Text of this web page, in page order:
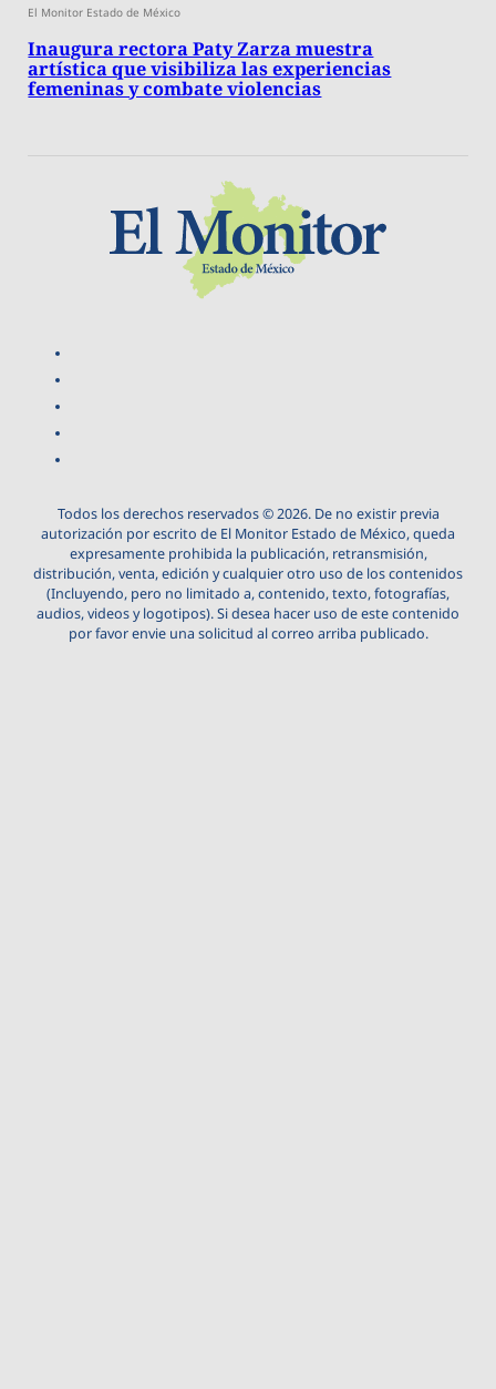
El Monitor Estado de México
Inaugura rectora Paty Zarza muestra
artística que visibiliza las experiencias
femeninas y combate violencias
Todos los derechos reservados © 2026. De no existir previa
autorización por escrito de El Monitor Estado de México, queda
expresamente prohibida la publicación, retransmisión,
distribución, venta, edición y cualquier otro uso de los contenidos
(Incluyendo, pero no limitado a, contenido, texto, fotografías,
audios, videos y logotipos). Si desea hacer uso de este contenido
por favor envie una solicitud al correo arriba publicado.